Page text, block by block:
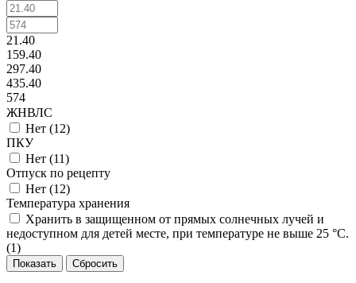
21.40
159.40
297.40
435.40
574
ЖНВЛС
Нет (12)
ПКУ
Нет (11)
Отпуск по рецепту
Нет (12)
Температура хранения
Хранить в защищенном от прямых солнечных лучей и
недоступном для детей месте, при температуре не выше 25 °C.
(1)
Сбросить